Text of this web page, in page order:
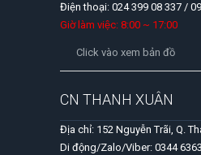
Điện thoại: 024 399 08 337 /
Giờ làm việc: 8:00 ~ 17:00
Click vào xem bản đồ
CN THANH XUÂN
Địa chỉ: 152 Nguyễn Trãi, Q.
Di động/Zalo/Viber: 0344